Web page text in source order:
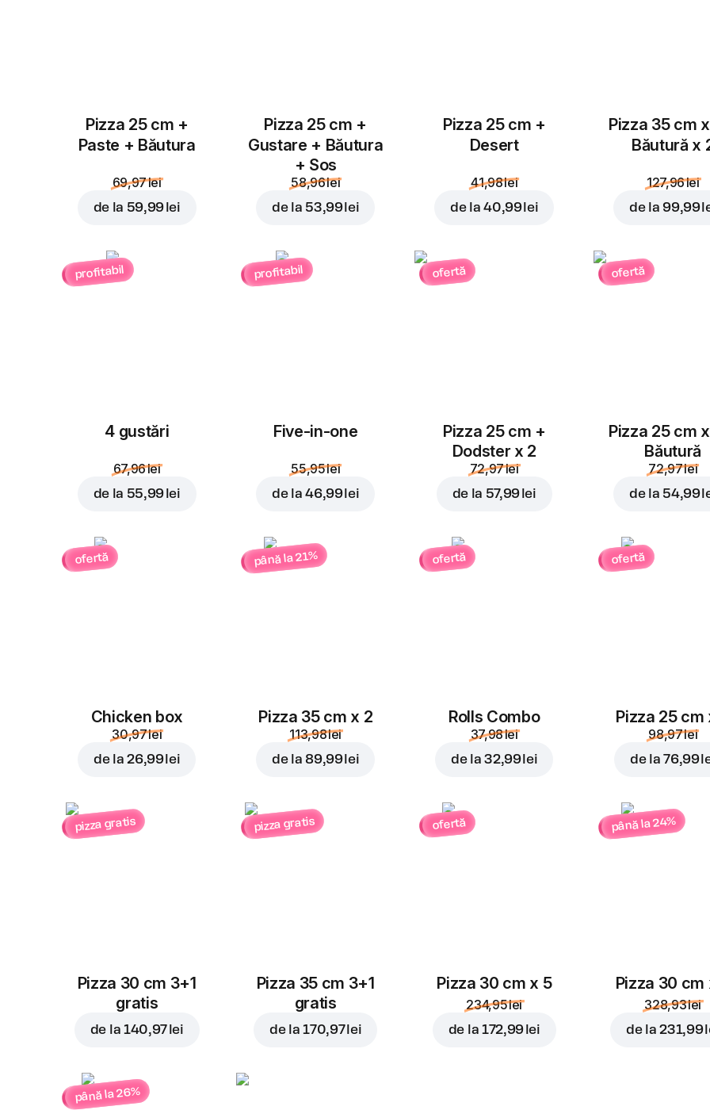
Pizza 25 cm +
Paste + Băutura
69,97 lei
de la 59,99 lei
Pizza 25 cm +
Gustare + Băutura
+ Sos
58,96 lei
de la 53,99 lei
Pizza 25 cm +
Desert
41,98 lei
de la40,99 lei
Pizza 35 cm
Băutură x
127,96 lei
de la 99,99
profitabil
4 gustări
67,96 lei
de la 55,99 lei
profitabil
Five-in-one
55,95 lei
de la46,99 lei
ofertă
Pizza 25 cm +
Dodster x 2
72,97 lei
de la 57,99 lei
ofertă
Pizza 25 cm
Băutură
72,97 lei
de la 54,99
ofertă
Chicken box
30,97 lei
de la26,99 lei
până la 21%
Pizza 35 cm x 2
113,98 lei
de la 89,99 lei
ofertă
Rolls Combo
37,98 lei
de la32,99 lei
ofertă
Pizza 25 cm
98,97 lei
de la76,99
pizza gratis
Pizza 30 cm 3+1
gratis
de la 140,97 lei
pizza gratis
Pizza 35 cm 3+1
gratis
de la170,97 lei
ofertă
Pizza 30 cm x 5
234,95 lei
de la 172,99 lei
până la 24%
Pizza 30 cm
328,93 lei
de la231,99
până la 26%